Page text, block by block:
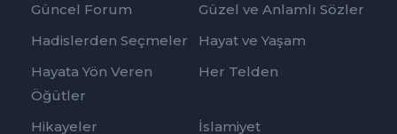
Güncel Forum
Güzel ve Anlamlı Sözler
Hadislerden Seçmeler
Hayat ve Yaşam
Hayata Yön Veren
Öğütler
Her Telden
Hikayeler
İslamiyet